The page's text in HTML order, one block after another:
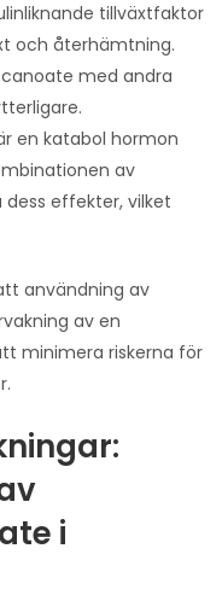
tillväxtfaktor
och återhämtning.
med andra
en katabol hormon
av
effekter, vilket
användning av
av en
minimera riskerna för
i